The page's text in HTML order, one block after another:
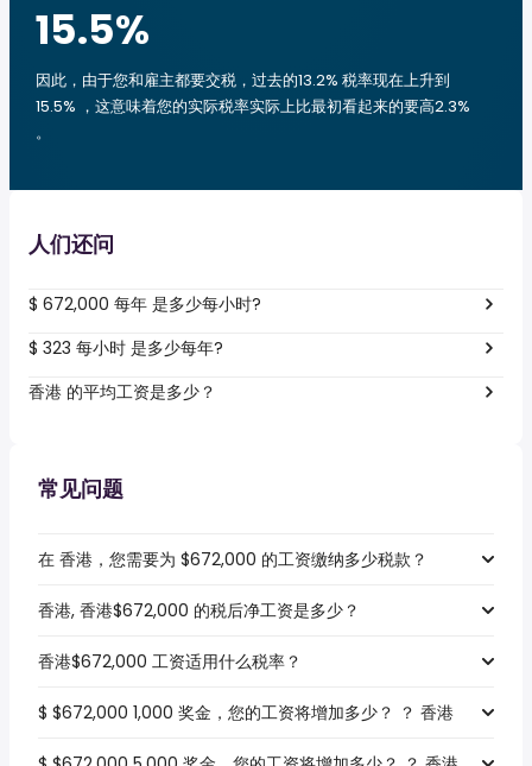
15.5%
因此，由于您和雇主都要交税，过去的13.2% 税率现在上升到
15.5% ，这意味着您的实际税率实际上比最初看起来的要高2.3%
。
人们还问
$ 672,000 每年 是多少每小时?
$ 323 每小时 是多少每年?
香港 的平均工资是多少？
常见问题
在 香港，您需要为 $672,000 的工资缴纳多少税款？
香港, 香港$672,000 的税后净工资是多少？
香港$672,000 工资适用什么税率？
$ $672,000 1,000 奖金，您的工资将增加多少？ ？ 香港